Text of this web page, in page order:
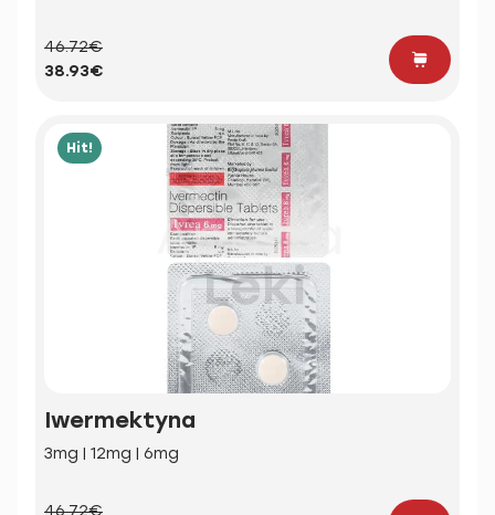
46.72€
38.93€
Hit!
Iwermektyna
3mg | 12mg | 6mg
46.72€